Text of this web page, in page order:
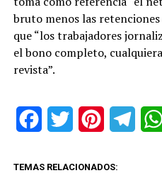
bruto menos las
que “los trabajadores
el bono completo,
revista”.
FacebookTwitter Pinterest
TEMAS RELACIONADOS: